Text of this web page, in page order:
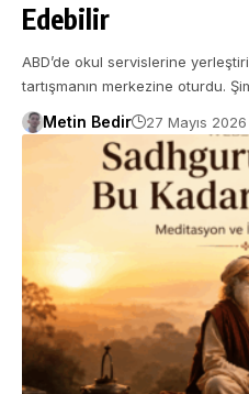
Edebilir
ABD’de okul servislerine
tartışmanın merkezine oturdu.
Metin Bedir 27 Mayıs 2026